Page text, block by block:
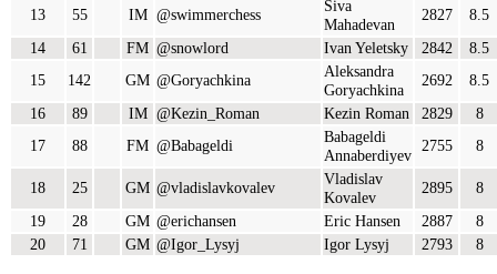
13 55 IM @swimmerchess
Siva
Mahadevan
2827
8.5
14
61 FM @snowlord Ivan Yeletsky 2842
8.5
15
142 GM @Goryachkina
Aleksandra
Goryachkina
2692
8.5
16
89 IM @Kezin_Roman Kezin Roman 2829
8
17
88 FM @Babageldi
Babageldi
Annaberdiyev
2755 8
18 25 GM @vladislavkovalev
Vladislav
Kovalev
2895
8
19
28 GM @erichansen Eric Hansen 2887
8
20
71 GM @Igor_Lysyj Igor Lysyj 2793 8